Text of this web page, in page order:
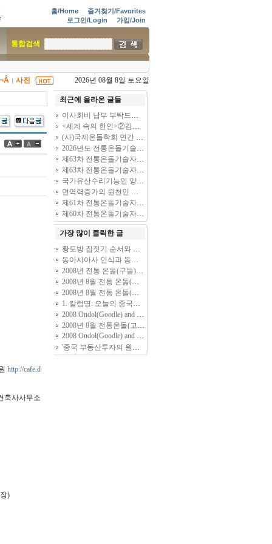
홈/Home
즐겨찾기/Favorites
로그인/Login
가입/Join
통합검색
사진 2026년 08월 8일 토요일
http://cafe.d
축사사무소
)
최근에 올라온 글들
이사회비 납부 부탁드립니다
<세계 속의 한인>②김준봉 북경공업대 교수
(사)국제온돌학회 연간 기부금 모금액 및 활용실적 명세서
2026년도 전통온돌기술자 교육 일정 안내
제63차 전통온돌기술자 1,2급 교육 과정 안내
제63차 전통온돌기술자 1,2급 교육 과정 안내
국가유산수리기능인 양성과정 모집
면역력증가의 원천인 온돌
제61차 전통온돌기술자 1,2급 교육과정 모집
제60차 전통온돌기술자 교육 모집
가장 많이 클릭한 글
황토방 집짓기 순서와 실제
동아시아사 인식과 동아시아사 교육
2008년 전통 온돌(구들) 놓기와 친환경 생태주택 흙집 짓기 체험
2008년 8월 전통 온돌(구들) 황토방 짓기 체험 상세일정입니다
2008년 8월 전통 온돌(구들) 황토방 짓기 체험 상세일정
1. 칼럼명: 오늘의 중국교육
2008 Ondol(Goodle) and Hwangto-Bang(Yellow Soil House) Camp --2008年8月传统温突（地暖+炕）黄土房建造体验教育
2008년 8월 전통온돌(고래)놓기와 친환경 생태주택 흙집 짓기 체험 교육안내
2008 Ondol(Goodle) and Hwangto-Bang(Yellow Soil House) Camp
'중국 부동산투자의 원칙" 특강 안내